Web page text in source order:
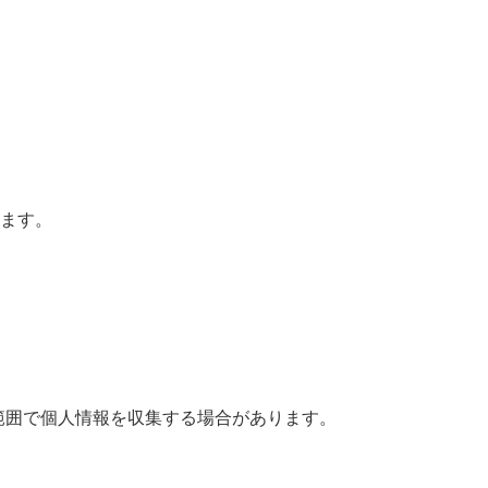
す。
で個人情報を収集する場合があります。